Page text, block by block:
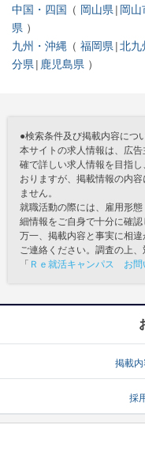
中国・四国
岡山県 岡山
県
九州・沖縄
福岡県 北九
分県 鹿児島県
●検索条件及び掲載内容につ
本サイトの求人情報は、広
確で詳しい求人情報を目指
おりますが、掲載情報の内
ません。
就職活動の際には、雇用形
細情報をご自身で十分に確認
万一、掲載内容と事実に相
ご連絡ください。調査の上、
「 Ｒｅ就活キャンパス お問
掲載
採